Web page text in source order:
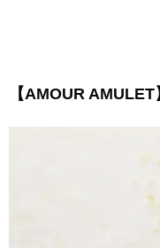
【AMOUR